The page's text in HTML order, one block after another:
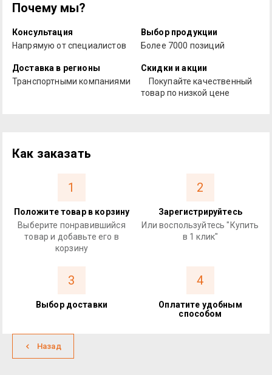
Почему мы?
Консультация
Напрямую от специалистов
Выбор продукции
Более 7000 позиций
Доставка в регионы
Транспортными компаниями
Скидки и акции
Покупайте качественный
товар по низкой цене
Как заказать
1
Положите товар в корзину
Выберите понравившийся
товар и добавьте его в
корзину
2
Зарегистрируйтесь
Или воспользуйтесь "Купить
в 1 клик"
3
Выбор доставки
4
Оплатите удобным
способом
Назад